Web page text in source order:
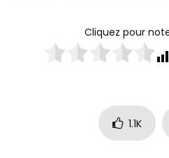
Cliquez pour
1.1K